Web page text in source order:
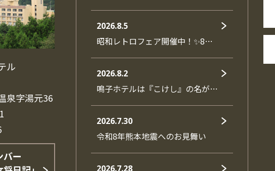
ル
泉字湯元36
バー
2026.8.5
昭和レトロフェア開催中！✨8…
2026.8.2
鳴子ホテルは『こけし』の名が…
2026.7.30
令和8年熊本地震へのお見舞い
2026.7.28